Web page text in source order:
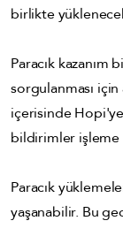
birlikte
Paracık
sorgulanması
içerisinde
bildirimler işleme
Paracık
yaşanabilir. Bu